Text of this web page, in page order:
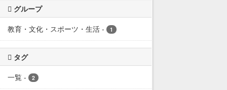
グループ
教育・文化・スポーツ・生活 - 1
タグ
一覧 - 2